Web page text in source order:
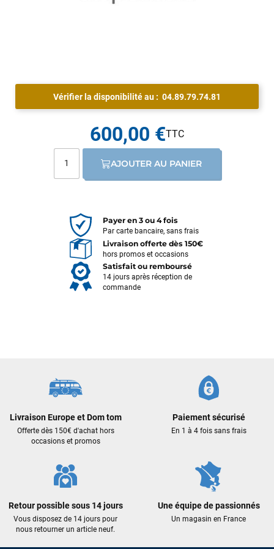
Vérifier la disponibilité au : 04.89.79.74.81
600,00 €
AJOUTER AU PANIER
Payer en 3 ou 4 fois
Par carte bancaire, sans frais
Livraison offerte dès 150€
hors promos et occasions
Satisfait ou remboursé
14 jours après réception de
commande
Livraison Europe et Dom tom
Offerte dès 150€ d'achat hors
occasions et promos
Paiement sécurisé
En 1 à 4 fois sans frais
Retour possible sous 14 jours
Vous disposez de 14 jours pour
nous retourner un article neuf.
Une équipe de passionnés
Un magasin en France
François
il y a un mois
J’ai commandé un pack via leur site internet. À peine la
commande validée, le magasin m’a appelé pour confirmer
sur le matériel à choisir, et m’a même offert du matériel en
plus. Niveau réactivité, c’est au top : la commande est partie
le lendemain, et j’ai bien reçu tout le matériel dans un colis
propre et soigné. Plus qu’à tester ça sur l’eau ! Je
recommande vivement ce magasin pour son
professionnalisme et sa réactivité.